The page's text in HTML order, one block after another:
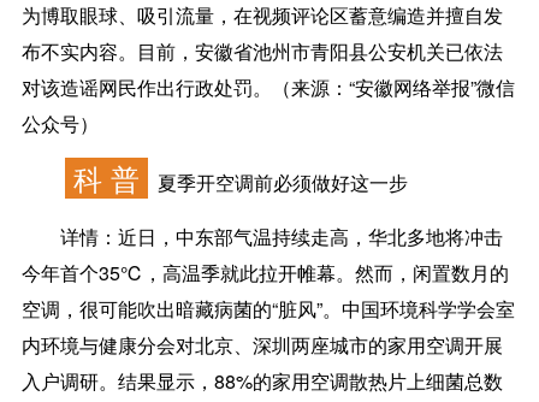
为博取眼球、吸引流量，在视频评论区蓄意编造并擅自发
布不实内容。目前，安徽省池州市青阳县公安机关已依法
对该造谣网民作出行政处罚。（来源：“安徽网络举报”微信
公众号）
科 普
夏季开空调前必须做好这一步
详情： 近日，中东部气温持续走高，华北多地将冲击
今年首个35℃，高温季就此拉开帷幕。然而，闲置数月的
空调，很可能吹出暗藏病菌的“脏风”。中国环境科学学会室
内环境与健康分会对北京、深圳两座城市的家用空调开展
入户调研。结果显示，88%的家用空调散热片上细菌总数